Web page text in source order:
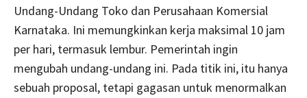
Undang-Undang Toko dan Perusahaan Komersial
Karnataka. Ini memungkinkan kerja maksimal 10 jam
per hari, termasuk lembur. Pemerintah ingin
mengubah undang-undang ini. Pada titik ini, itu hanya
sebuah proposal, tetapi gagasan untuk menormalkan